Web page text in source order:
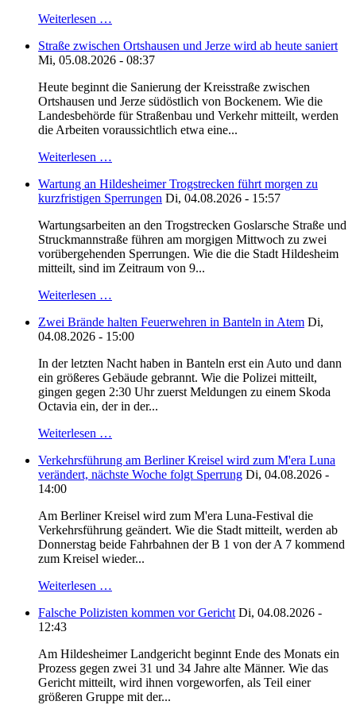
Weiterlesen …
Straße zwischen Ortshausen und Jerze wird ab heute saniert
Mi, 05.08.2026 - 08:37
Heute beginnt die Sanierung der Kreisstraße zwischen
Ortshausen und Jerze südöstlich von Bockenem. Wie die
Landesbehörde für Straßenbau und Verkehr mitteilt, werden
die Arbeiten voraussichtlich etwa eine...
Weiterlesen …
Wartung an Hildesheimer Trogstrecken führt morgen zu
kurzfristigen Sperrungen Di, 04.08.2026 - 15:57
Wartungsarbeiten an den Trogstrecken Goslarsche Straße und
Struckmannstraße führen am morgigen Mittwoch zu zwei
vorübergehenden Sperrungen. Wie die die Stadt Hildesheim
mitteilt, sind im Zeitraum von 9...
Weiterlesen …
Zwei Brände halten Feuerwehren in Banteln in Atem Di,
04.08.2026 - 15:00
In der letzten Nacht haben in Banteln erst ein Auto und dann
ein größeres Gebäude gebrannt. Wie die Polizei mitteilt,
gingen gegen 2:30 Uhr zuerst Meldungen zu einem Skoda
Octavia ein, der in der...
Weiterlesen …
Verkehrsführung am Berliner Kreisel wird zum M'era Luna
verändert, nächste Woche folgt Sperrung Di, 04.08.2026 -
14:00
Am Berliner Kreisel wird zum M'era Luna-Festival die
Verkehrsführung geändert. Wie die Stadt mitteilt, werden ab
Donnerstag beide Fahrbahnen der B 1 von der A 7 kommend
zum Kreisel wieder...
Weiterlesen …
Falsche Polizisten kommen vor Gericht Di, 04.08.2026 -
12:43
Am Hildesheimer Landgericht beginnt Ende des Monats ein
Prozess gegen zwei 31 und 34 Jahre alte Männer. Wie das
Gericht mitteilt, wird ihnen vorgeworfen, als Teil einer
größeren Gruppe mit der...